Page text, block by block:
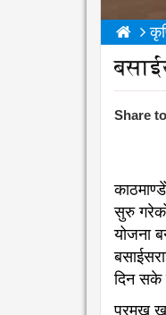
Share
सुरु
योजना
दिन सके
प्रमुख